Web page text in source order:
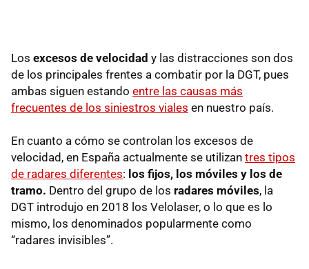
Los excesos de velocidad y las distracciones son dos
de los principales frentes a combatir por la DGT, pues
ambas siguen estando entre las causas más
frecuentes de los siniestros viales en nuestro país.
En cuanto a cómo se controlan los excesos de
velocidad, en España actualmente se utilizan tres tipos
de radares diferentes: los fijos, los móviles y los de
tramo. Dentro del grupo de los radares móviles, la
DGT introdujo en 2018 los Velolaser, o lo que es lo
mismo, los denominados popularmente como
“radares invisibles”.